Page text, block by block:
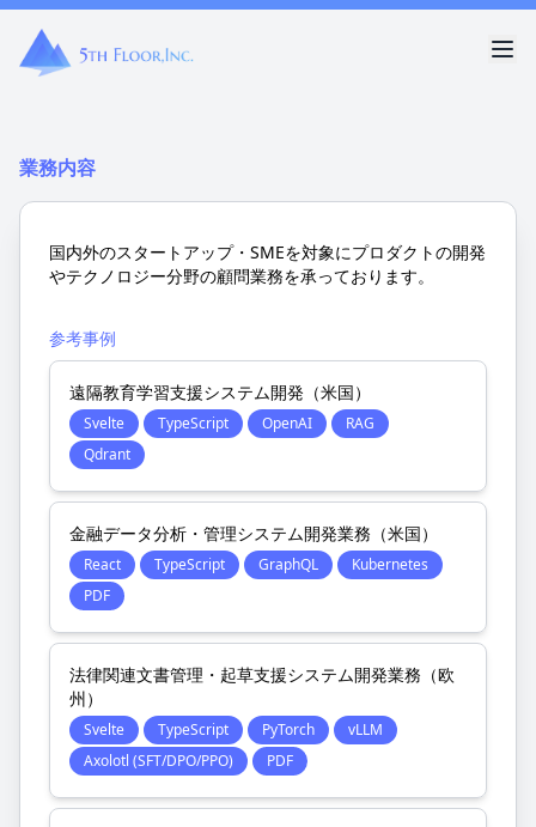
業務内容
国内外のスタートアップ・SMEを対象にプロダクトの開発
やテクノロジー分野の顧問業務を承っております。
参考事例
遠隔教育学習支援システム開発（米国）
Svelte TypeScript OpenAI
RAG
Qdrant
金融データ分析・管理システム開発業務（米国）
React TypeScript GraphQL
Kubernetes
PDF
法律関連文書管理・起草支援システム開発業務（欧
州）
Svelte TypeScript PyTorch
vLLM
Axolotl (SFT/DPO/PPO)
PDF